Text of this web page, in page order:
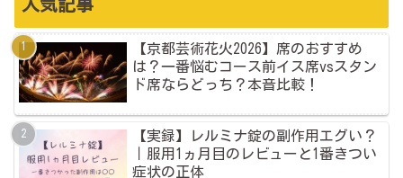
人気記事
【京都芸術花火2026】席のおすすめ
は？一番悩むコース前イス席vsスタン
ド席ならどっち？本音比較！
【実録】レルミナ錠の副作用エグい？
｜服用1ヵ月目のレビューと1番きつい
症状の正体